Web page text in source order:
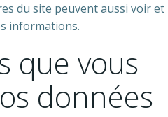
du site peuvent aussi voir et
informations.
que vous
données